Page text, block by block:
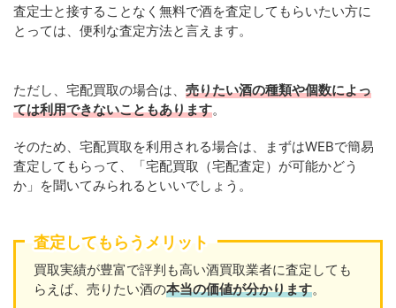
査定士と接することなく無料で酒を査定してもらいたい方に
とっては、便利な査定方法と言えます。
ただし、宅配買取の場合は、 売りたい酒の種類や個数によっ
ては利用できないこともあります。
そのため、宅配買取を利用される場合は、まずはWEBで簡易
査定してもらって、「宅配買取（宅配査定）が可能かどう
か」を聞いてみられるといいでしょう。
査定してもらうメリット
買取実績が豊富で評判も高い酒買取業者に査定しても
らえば、売りたい酒の本当の価値が分かります。